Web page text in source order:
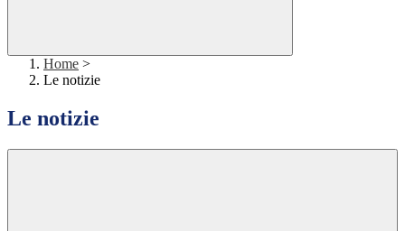
Home >
Le notizie
Le notizie